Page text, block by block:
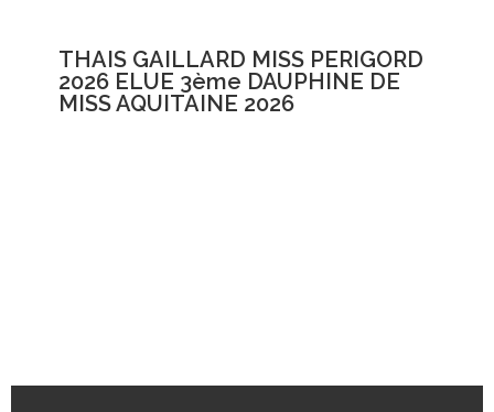
THAIS GAILLARD MISS PERIGORD
2026 ELUE 3ème DAUPHINE DE
MISS AQUITAINE 2026